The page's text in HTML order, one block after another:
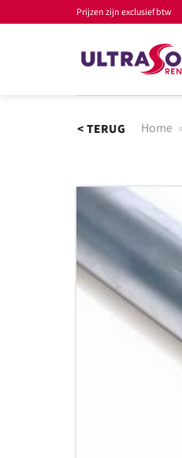
naar
Prijzen zijn exclusief btw
< TERUG Home »